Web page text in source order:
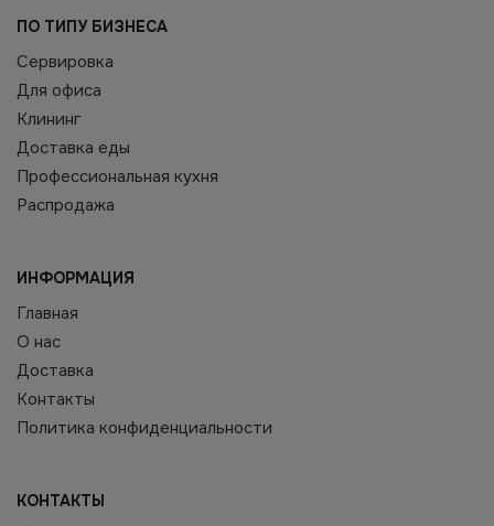
ПО ТИПУ БИЗНЕСА
Сервировка
Для офиса
Клининг
Доставка еды
Профессиональная кухня
Распродажа
ИНФОРМАЦИЯ
Главная
О нас
Доставка
Контакты
Политика конфиденциальности
КОНТАКТЫ